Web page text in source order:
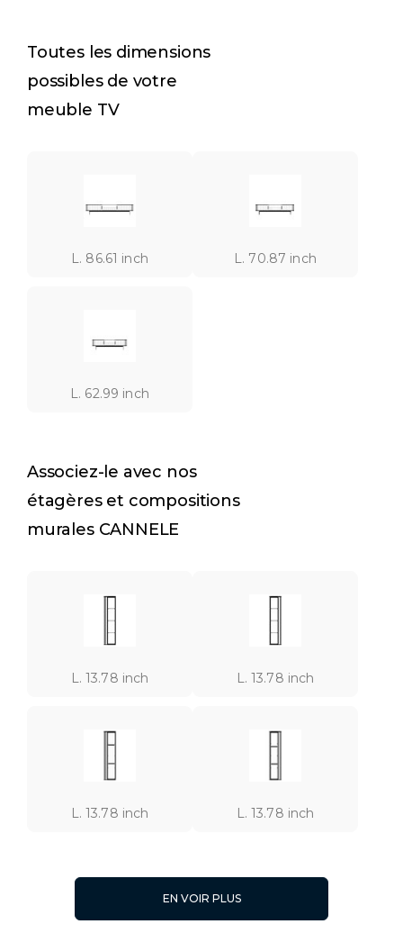
Toutes les dimensions
possibles de votre
meuble TV
L. 86.61 inch L. 70.87 inch
L. 62.99 inch
Associez-le avec nos
étagères et compositions
murales CANNELE
L. 13.78 inch L. 13.78 inch
L. 13.78 inch L. 13.78 inch
EN VOIR PLUS